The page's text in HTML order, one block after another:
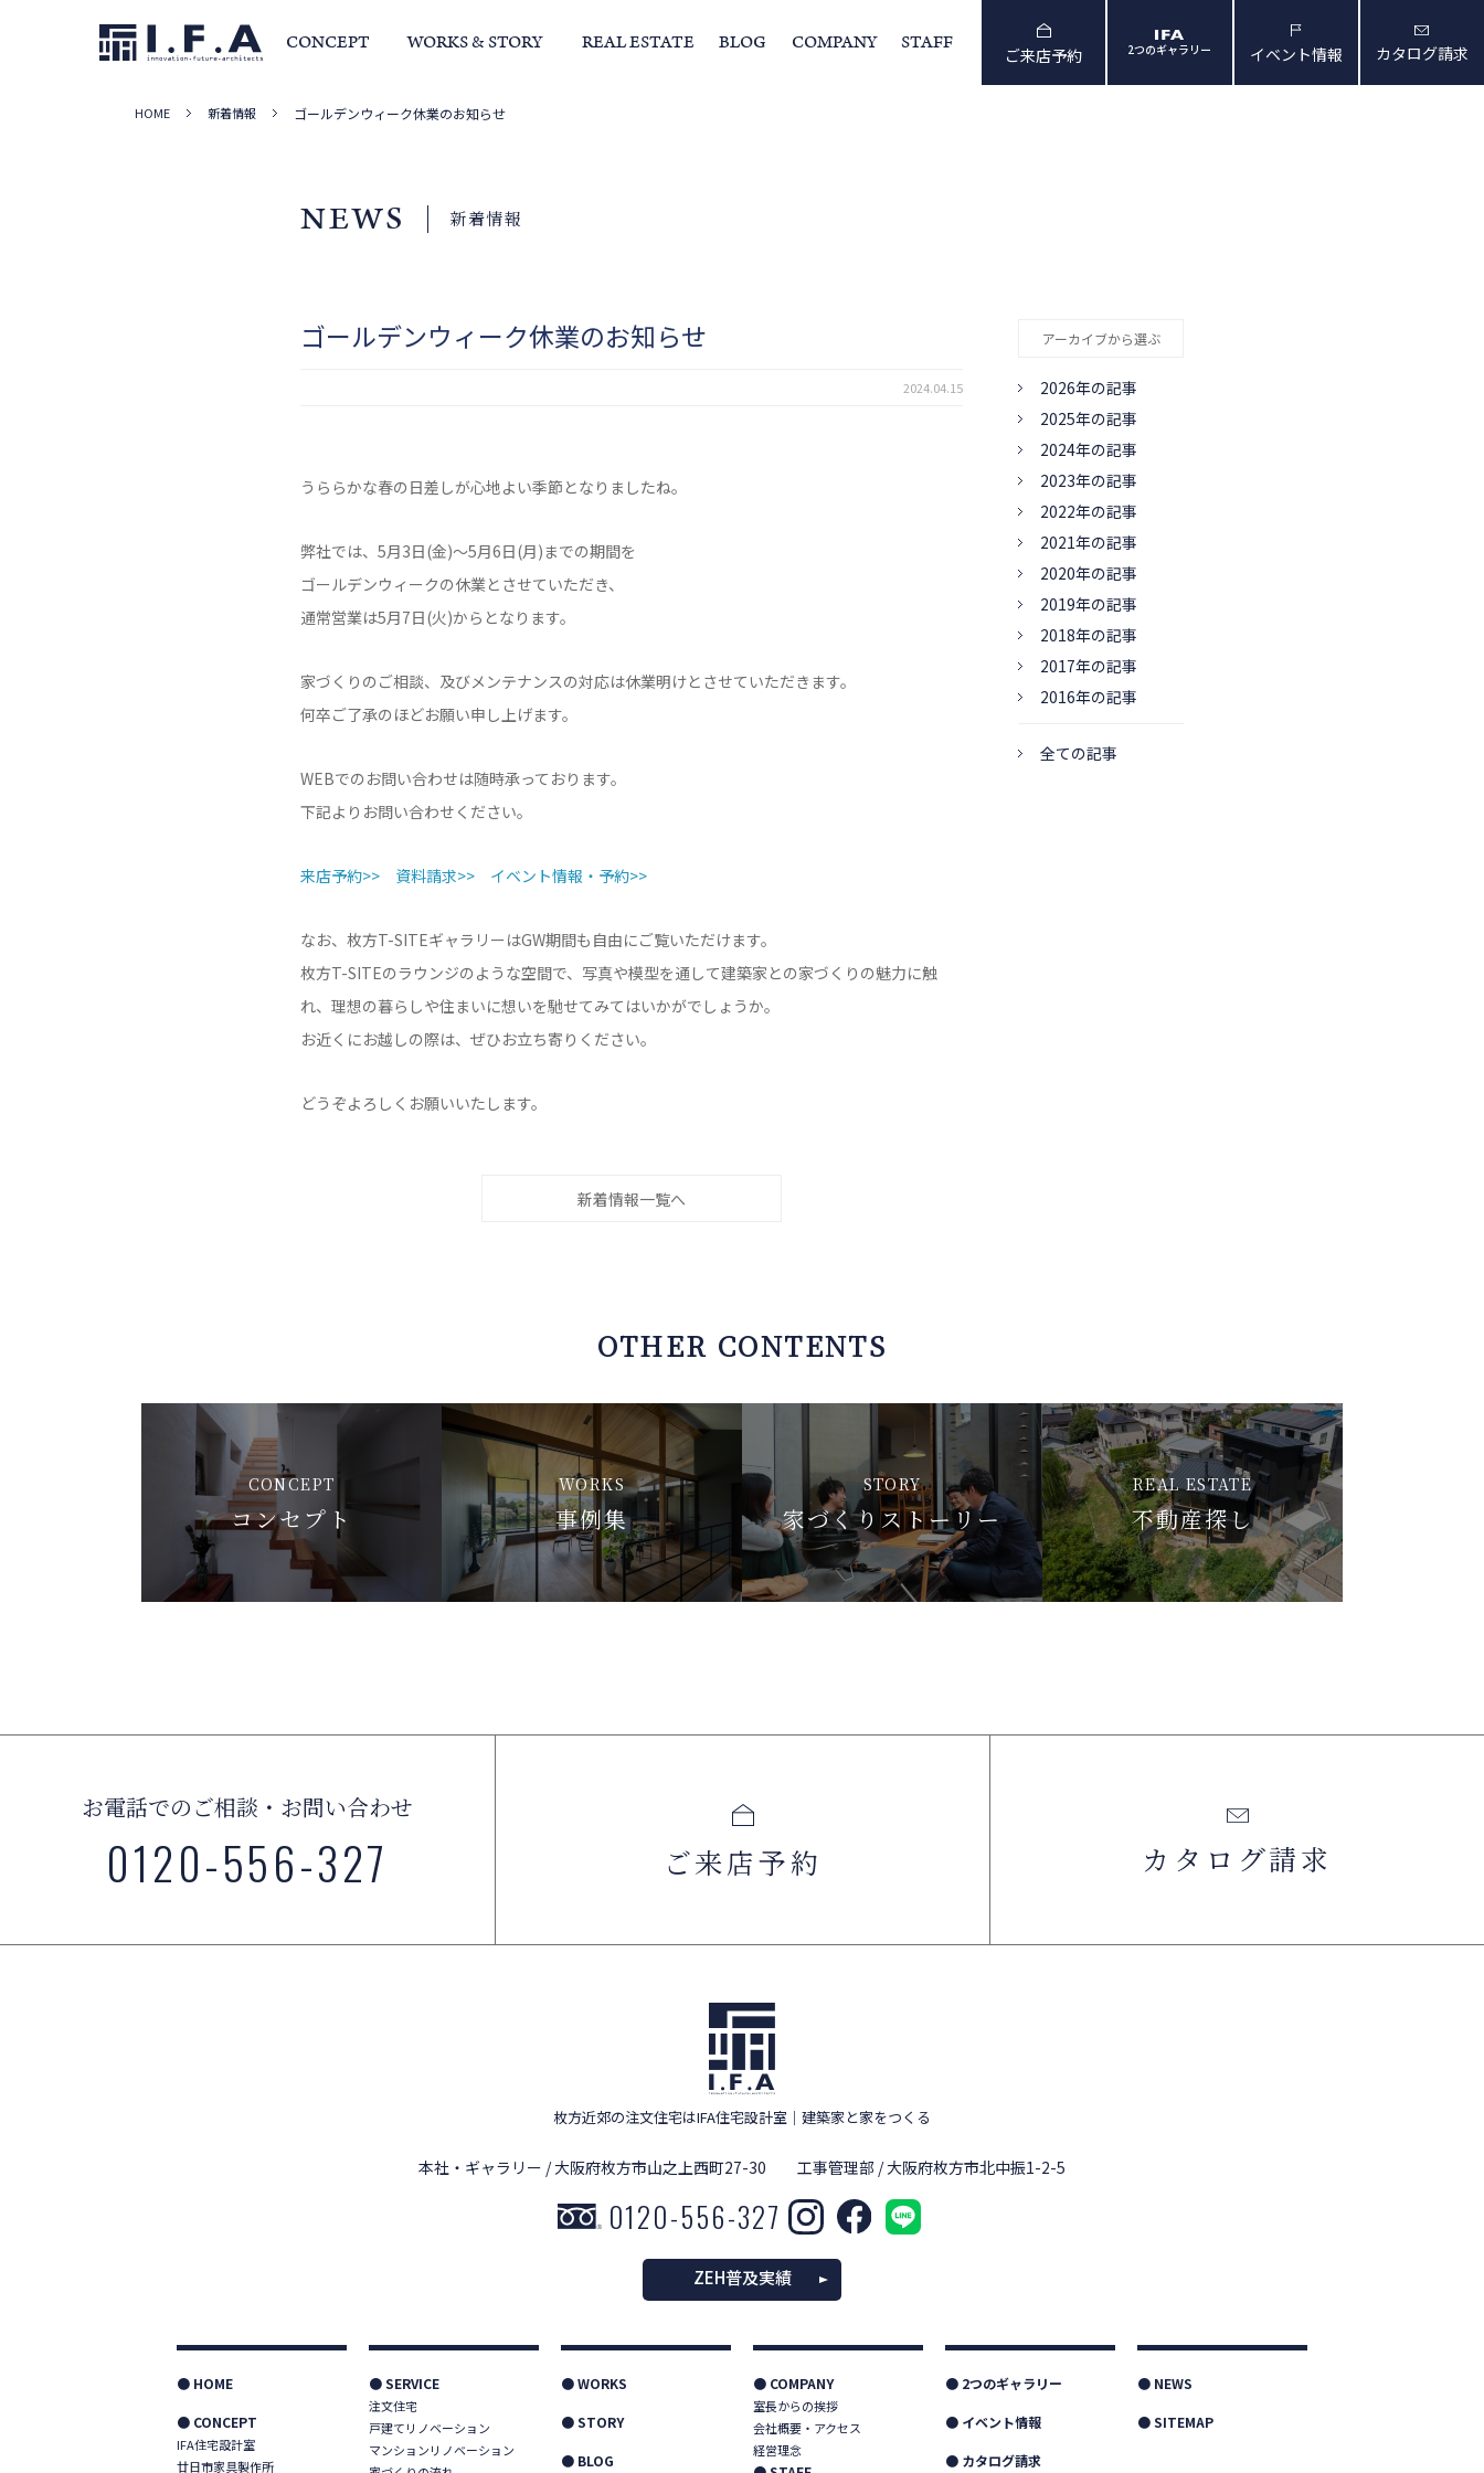
CONCEPT WORKS & STORY
事例集
REAL ESTATE BLOG COMPANY
サービス・家づくりの流れ 室長からの挨拶
STAFF
ご来店予約 2つのギャラリー イベント情報 カタログ請求
HOME 新着情報 ゴールデンウィーク休業のお知らせ
NEWS 新着情報
ゴールデンウィーク休業のお知らせ
2024.04.15
うららかな春の日差しが心地よい季節となりましたね。
弊社では、5月3日(金)～5月6日(月)までの期間を
ゴールデンウィークの休業とさせていただき、
通常営業は5月7日(火)からとなります。
家づくりのご相談、及びメンテナンスの対応は休業明けとさせていただきます。
何卒ご了承のほどお願い申し上げます。
WEBでのお問い合わせは随時承っております。
下記よりお問い合わせください。
来店予約>> 資料請求>> イベント情報・予約>>
なお、枚方T-SITEギャラリーはGW期間も自由にご覧いただけます。
枚方T-SITEのラウンジのような空間で、写真や模型を通して建築家との家づくりの魅力に触
れ、理想の暮らしや住まいに想いを馳せてみてはいかがでしょうか。
お近くにお越しの際は、ぜひお立ち寄りください。
どうぞよろしくお願いいたします。
新着情報一覧へ
アーカイブから選ぶ
2026年の記事
2025年の記事
2024年の記事
2023年の記事
2022年の記事
2021年の記事
2020年の記事
2019年の記事
2018年の記事
2017年の記事
2016年の記事
全ての記事
OTHER CONTENTS
CONCEPT
コンセプト
WORKS
事例集
STORY
家づくりストーリー
REAL ESTATE
不動産探し
お電話でのご相談・お問い合わせ
0120-556-327 ご来店予約 カタログ請求
枚方近郊の注文住宅はIFA住宅設計室 ｜ 建築家と家をつくる
本社・ギャラリー / 大阪府枚方市山之上西町27-30 工事管理部 / 大阪府枚方市北中振1-2-5
0120-556-327
ZEH普及実績
● HOME
● CONCEPT
IFA住宅設計室
廿日市家具製作所
● SERVICE
注文住宅
戸建てリノベーション
マンションリノベーション
● WORKS
● STORY
● BLOG
● COMPANY
室長からの挨拶
会社概要・アクセス
経営理念
● 2つのギャラリー
● イベント情報
● カタログ請求
● NEWS
● SITEMAP